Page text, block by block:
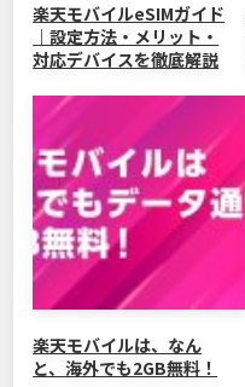
楽天モバイルeSIMガイド
｜設定方法・メリット・
対応デバイスを徹底解説
楽天モバイルは、なん
と、海外でも2GB無料！